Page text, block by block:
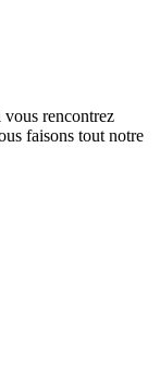
vous rencontrez
faisons tout notre